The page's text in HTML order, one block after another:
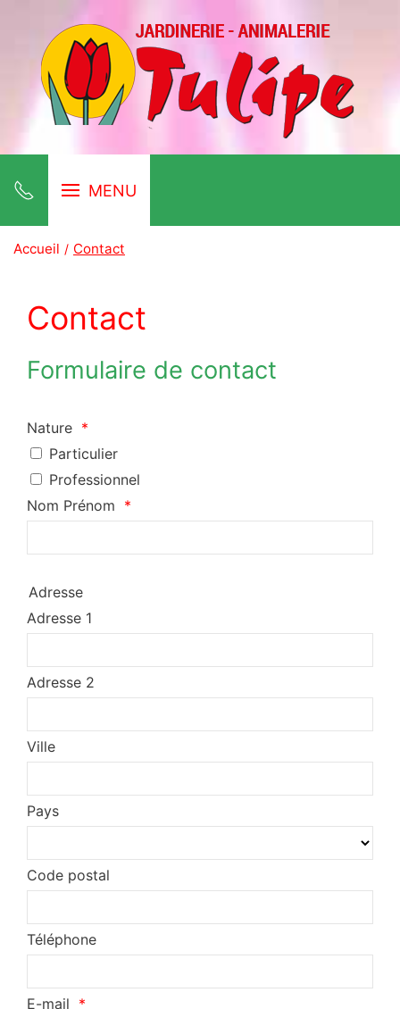
MENU
Accueil Contact
Contact
Formulaire de contact
Nature
Particulier
Professionnel
Nom Prénom
Adresse
Adresse 1
Adresse 2
Ville
Pays
Code postal
Téléphone
E-mail